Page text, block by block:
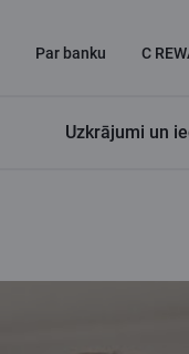
Par banku C
Uzkrājumi un